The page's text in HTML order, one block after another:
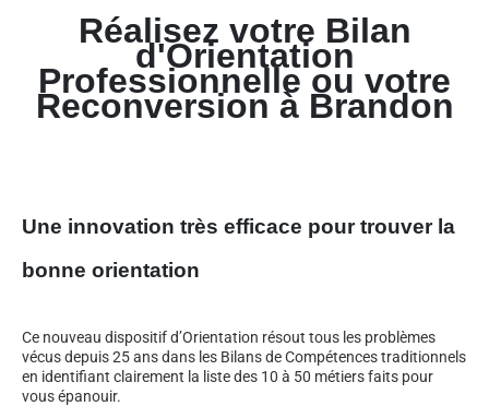
Réalisez votre Bilan
d'Orientation
Professionnelle ou votre
Reconversion à Brandon
Une innovation très efficace pour trouver la
bonne orientation
Ce nouveau dispositif d’Orientation résout tous les problèmes
vécus depuis 25 ans dans les Bilans de Compétences traditionnels
en identifiant clairement la liste des 10 à 50 métiers faits pour
vous épanouir.